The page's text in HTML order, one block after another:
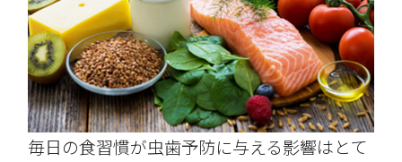
毎日の食習慣が虫歯予防に与える影響はとて